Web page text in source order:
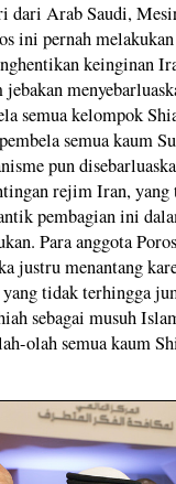
dari Arab Saudi,
ini pernah
keinginan
jebakan
semua kelompok
semua kaum
pun
rejim Iran,
pembagian ini
Para anggota
justru menantang
tidak terhingga
sebagai musuh
olah semua kaum